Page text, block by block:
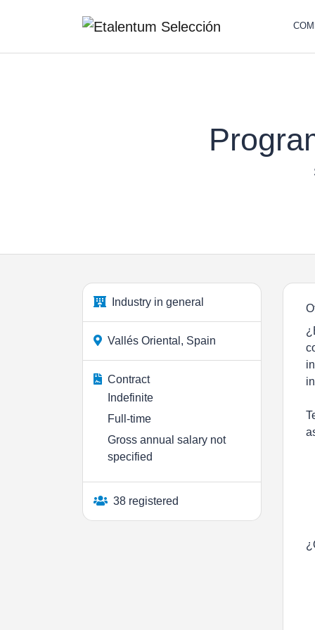
Industry in general
Vallés Oriental, Spain
Contract
Indefinite
Full-time
Gross annual salary not
specified
38 registered